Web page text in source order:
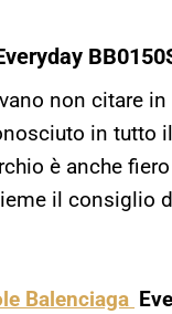
non citare
in tutto
è anche
il consiglio
Balenciaga